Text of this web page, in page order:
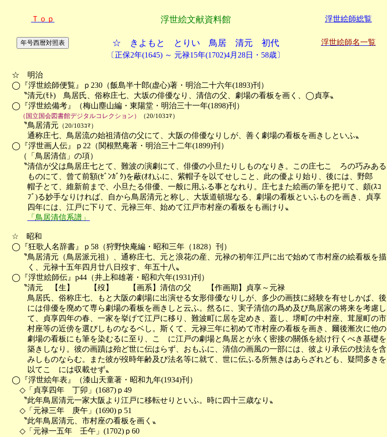
Ｔｏｐ 浮世絵文献資料館 浮世絵師総覧
☆ きよもと とりい 鳥居 清元 初代
浮世絵師名一覧
〔正保2年(1645) ～ 元禄15年(1702)4月28日・58歳〕
☆　明治
◯『浮世絵師便覧』ｐ230（飯島半十郎(虚心)著・明治二十六年(1893)刊）
〝清元(ﾓﾄ)　鳥居氏、俗称庄七、大坂の俳優なり、清信の父、劇場の看板を画く、◯貞享〟
◯『浮世絵備考』（梅山塵山編・東陽堂・明治三十一年(1898)刊）
（国立国会図書館デジタルコレクション） （20/103ｺﾏ）
〝鳥居清元 （20/103ｺﾏ）
通称庄七、鳥居流の始祖清信の父にて、大阪の俳優なりしが、善く劇場の看板を画きしといふ〟
◯『浮世画人伝』ｐ22（関根黙庵著・明治三十二年(1899)刊）
（「鳥居清信」の項）
〝清信が父は鳥居庄七とて、難波の演劇にて、俳優の小旦たりしものなりき。この庄七こゝろの巧みある
ものにて、曾て前額(ｾﾞﾝｶﾞｸ)を蔽(ｵｵ)ふに、紫帽子を以てせしこと、此の優より始り、後には、野郎
帽子とて、維新前まで、小旦たる俳優、一般に用ふる事となれり。庄七また絵画の筆を把りて、頗(ｽｺ
ﾌﾞ)る妙手なりければ、自から鳥居清元と称し、大坂道頓堀なる、劇場の看板といふものを画き、貞享
四年には、江戸に下りて、元禄三年、始めて江戸市村座の看板をも画けり〟
「鳥居清信系譜」
☆　昭和
◯『狂歌人名辞書』ｐ58（狩野快庵編・昭和三年（1828）刊）
〝鳥居清元（鳥居派元祖）、通称庄七、元と浪花の産、元禄の初年江戸に出で始めて市村座の絵看板を描
く、元禄十五年四月廿八日歿す、年五十八〟
◯『浮世絵師伝』p44（井上和雄著・昭和六年(1931)刊）
〝清元　【生】　　【歿】　　【画系】清信の父　　【作画期】貞享～元禄
鳥居氏、俗称庄七、もと大阪の劇場に出演せる女形俳優なりしが、多少の画技に経験を有せしかば、後
には俳優を廃めて専ら劇場の看板を画きしと云ふ。然るに、実子清信の爲め及び鳥居家の将来を考慮し
て、貞享四年の春、一家を挙げて江戸に移り、難波町に居を定めき、蓋し、堺町の中村座、茸屋町の市
村座等の近傍を選びしものなるベし。斯くて、元禄三年に初めて市村座の看板を画き、爾後漸次に他の
劇場の看板にも筆を染むるに至り、こゝに江戸の劇場と鳥居とが永く密接の關係を続け行くべき基礎を
築きしなり。彼の画蹟は殆ど世に伝はらず、おもふに、清信の画風の一部には、彼より承伝の技法を含
みしものならむ。また彼が歿時年齢及び法名等に就て、世に伝ふる所無きはあらざれども、疑問多きを
以てこゝには収載せず〟
◯『浮世絵年表』（漆山天童著・昭和九年(1934)刊）
◇「貞享四年　丁卯」(1687)ｐ49
〝此年鳥居清元一家大阪より江戸に移転せりといふ。時に四十三歳なり〟
◇「元禄三年　庚午」(1690)ｐ51
〝此年鳥居清元、市村座の看板を画く〟
◇「元禄一五年　壬午」(1702)ｐ60